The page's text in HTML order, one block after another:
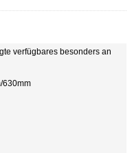
verfügbares besonders an
630mm